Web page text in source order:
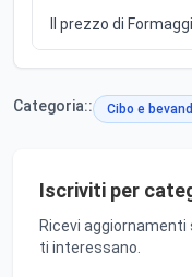
Il prezzo di
Categoria:: Cibo e
Iscriviti per
Ricevi
ti interessano.